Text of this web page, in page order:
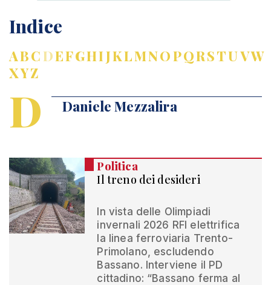
Indice
ABCDEFGHIJKLMNOPQRSTUVW
XYZ
D Daniele Mezzalira
Politica
Il treno dei desideri
In vista delle Olimpiadi
invernali 2026 RFI elettrifica
la linea ferroviaria Trento-
Primolano, escludendo
Bassano. Interviene il PD
cittadino: “Bassano ferma al